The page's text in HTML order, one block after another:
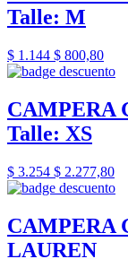
Talle: M
$ 1.144 $ 800,80
CAMPERA
Talle: XS
$ 3.254 $ 2.277,80
CAMPERA
LAUREN